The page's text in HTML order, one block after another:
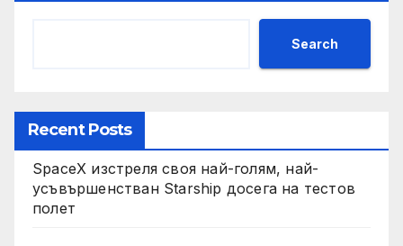
Search
Recent Posts
SpaceX изстреля своя най-голям, най-
усъвършенстван Starship досега на тестов
полет